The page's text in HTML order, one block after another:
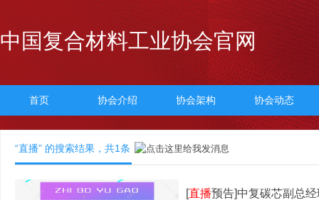
中国复合材料工业协会官网
首页 协会介绍 协会架构 协会动态
“直播” 的搜索结果，共1条
[直播预告]中复碳芯副总